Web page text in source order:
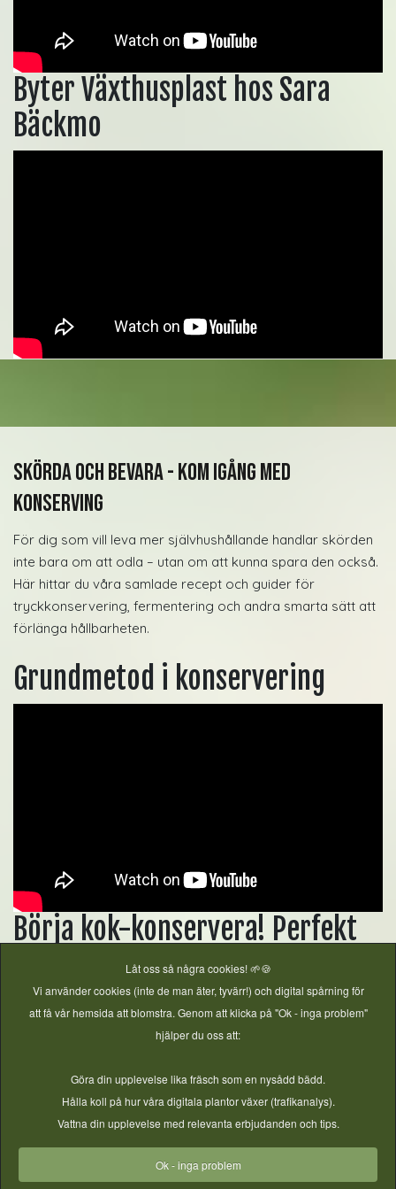
Byter Växthusplast hos Sara
Bäckmo
Skörda och bevara - kom igång med
konserving
För dig som vill leva mer självhushållande handlar skörden
inte bara om att odla – utan om att kunna spara den också.
Här hittar du våra samlade recept och guider för
tryckkonservering, fermentering och andra smarta sätt att
förlänga hållbarheten.
Grundmetod i konservering
Börja kok-konservera! Perfekt
för nybörjareLåt oss så några cookies! 🌱🍪
Vi använder cookies (inte de man äter, tyvärr!) och digital spårning för
att få vår hemsida att blomstra. Genom att klicka på "Ok - inga problem"
hjälper du oss att:
Göra din upplevelse lika fräsch som en nysådd bädd.
Hålla koll på hur våra digitala plantor växer (trafikanalys).
Vattna din upplevelse med relevanta erbjudanden och tips.
Ok - inga problem